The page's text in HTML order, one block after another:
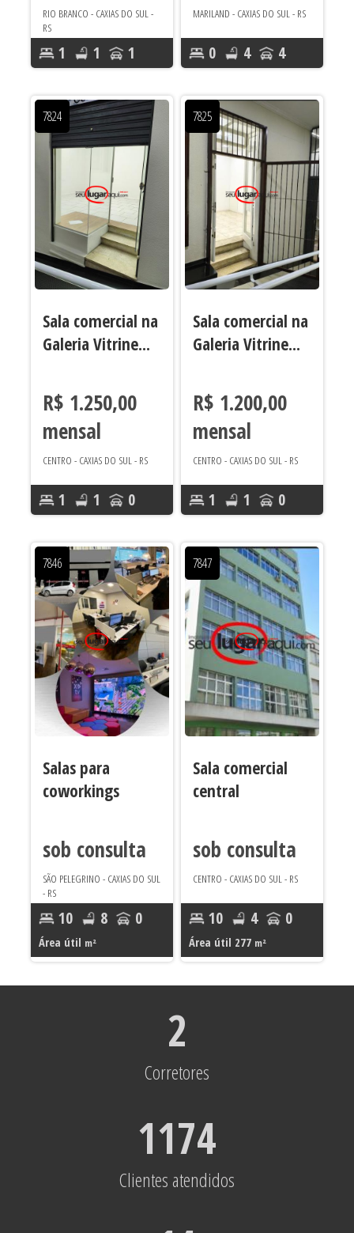
RIO BRANCO - CAXIAS DO SUL -
RS
1 1 1
MARILAND - CAXIAS DO SUL - RS
0 4 4
7824
Sala comercial na
Galeria Vitrine...
R$ 1.250,00
mensal
CENTRO - CAXIAS DO SUL - RS
1 1 0
7825
Sala comercial na
Galeria Vitrine...
R$ 1.200,00
mensal
CENTRO - CAXIAS DO SUL - RS
1 1 0
7846
Salas para
coworkings
sob consulta
SÃO PELEGRINO - CAXIAS DO SUL
- RS
10 8 0
Área útil m²
7847
Sala comercial
central
sob consulta
CENTRO - CAXIAS DO SUL - RS
10 4 0
Área útil 277 m²
2
Corretores
1174
Clientes atendidos